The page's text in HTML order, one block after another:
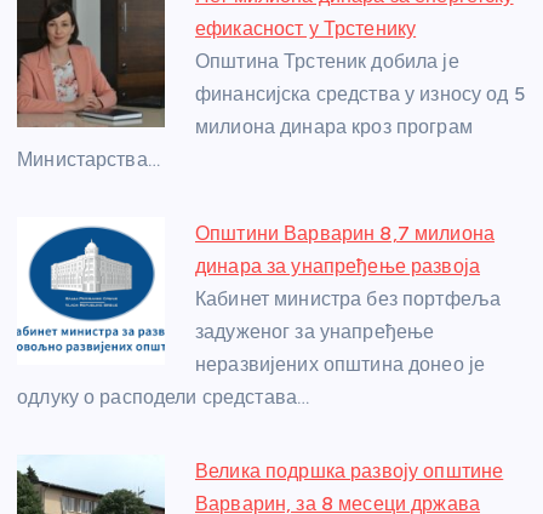
b
o
o
k
n
g
er
A
p
p
g
e
st
ефикасност у Трстенику
Општина Трстеник добила је
финансијска средства у износу од 5
милиона динара кроз програм
Министарства…
Општини Варварин 8,7 милиона
динара за унапређење развоја
Кабинет министра без портфеља
задуженог за унапређење
неразвијених општина донео је
одлуку о расподели средстава…
Велика подршка развоју општине
Варварин, за 8 месеци држава